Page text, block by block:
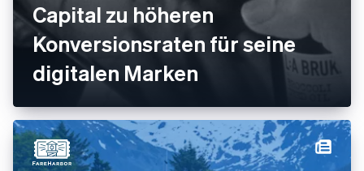
Capital zu höheren
Konversionsraten für seine
digitalen Marken